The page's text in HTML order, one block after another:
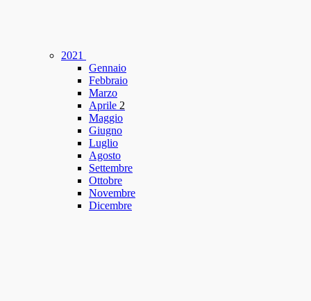
2021
Gennaio
Febbraio
Marzo
Aprile 2
Maggio
Giugno
Luglio
Agosto
Settembre
Ottobre
Novembre
Dicembre